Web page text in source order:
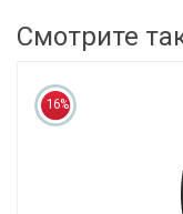
Смотрите
16%